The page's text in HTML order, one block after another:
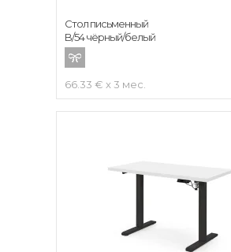
66.33 € x 3 мес.
Стол письменный
B/54 чёрный/белый